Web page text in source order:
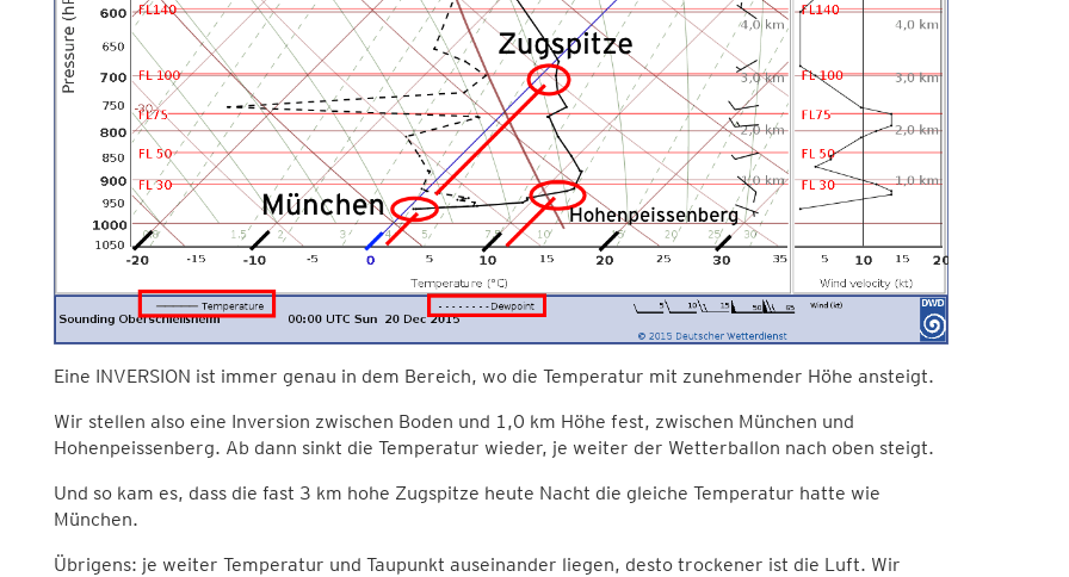
Eine INVERSION ist immer genau in dem Bereich, wo die Temperatur mit zunehmender Höhe ansteigt.
Wir stellen also eine Inversion zwischen Boden und 1,0 km Höhe fest, zwischen München und
Hohenpeissenberg. Ab dann sinkt die Temperatur wieder, je weiter der Wetterballon nach oben steigt.
Und so kam es, dass die fast 3 km hohe Zugspitze heute Nacht die gleiche Temperatur hatte wie
München.
Übrigens: je weiter Temperatur und Taupunkt auseinander liegen, desto trockener ist die Luft. Wir